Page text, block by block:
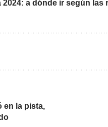
2024: a dónde ir según
en la pista,